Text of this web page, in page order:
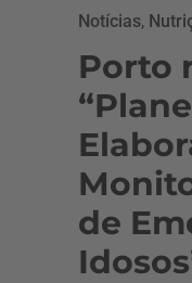
Notícias,
Porto
de